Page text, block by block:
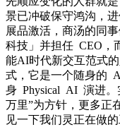
景已冲破保守鸿沟，
展品激活，商汤的同
科技」并担任 CEO，
能AI时代新交互范式
式，它是一个随身的
身 Physical AI 演进。
万里”为方针，更多正
见一下我们灵正在做